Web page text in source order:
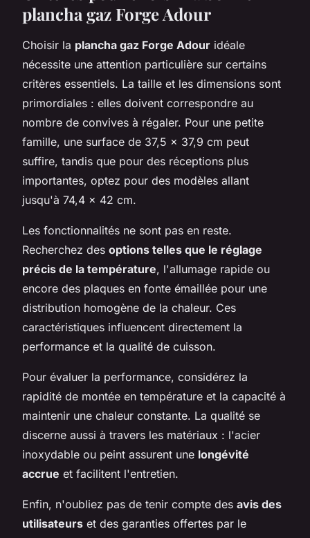
plancha gaz Forge Adour
Choisir la plancha gaz Forge Adour idéale
nécessite une attention particulière sur certains
critères essentiels. La taille et les dimensions sont
primordiales : elles doivent correspondre au
nombre de convives à régaler. Pour une petite
famille, une surface de 37,5 x 37,9 cm peut
suffire, tandis que pour des réceptions plus
importantes, optez pour des modèles allant
jusqu'à 74,4 x 42 cm.
Les fonctionnalités ne sont pas en reste.
Recherchez des options telles que le réglage
précis de la température, l'allumage rapide ou
encore des plaques en fonte émaillée pour une
distribution homogène de la chaleur. Ces
caractéristiques influencent directement la
performance et la qualité de cuisson.
Pour évaluer la performance, considérez la
rapidité de montée en température et la capacité à
maintenir une chaleur constante. La qualité se
discerne aussi à travers les matériaux : l'acier
inoxydable ou peint assurent une longévité
accrue et facilitent l'entretien.
Enfin, n'oubliez pas de tenir compte des avis des
utilisateurs et des garanties offertes par le